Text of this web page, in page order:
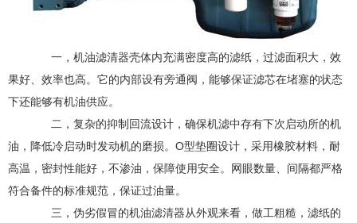
一，机油滤清器壳体内充满密度高的滤纸，过滤面积大，效
果好、效率也高。它的内部设有旁通阀，能够保证滤芯在堵塞的状态
下还能够有机油供应。
二，复杂的抑制回流设计，确保机滤中存有下次启动所的机
油，降低冷启动时发动机的磨损。O型垫圈设计，采用橡胶材料，耐
高温，密封性能好，不渗油，保障使用安全。网眼数量、间隔都严格
符合备件的标准规范，保证过油量。
三，伪劣假冒的机油滤清器从外观来看，做工粗糙，滤纸的